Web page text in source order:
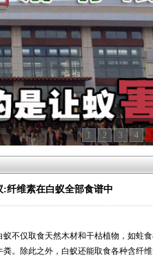
1 2 3 4
:纤维素在白蚁全部食谱中
不仅取食天然木材和干枯植物，如蛀
。除此之外，白蚁还能取食各种含纤